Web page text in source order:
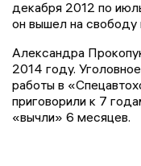
декабря 2012 по
он вышел на свободу
Александра
2014 году.
работы в
приговорили к 7
«вычли» 6 месяцев.